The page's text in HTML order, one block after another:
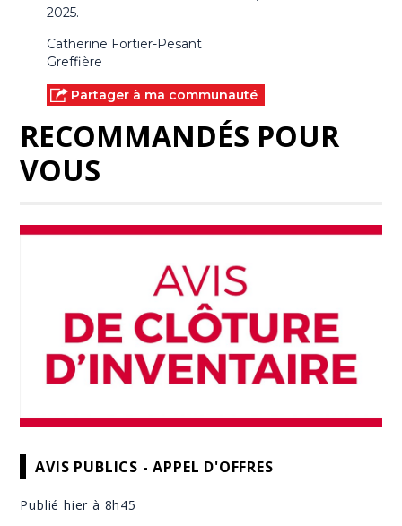
2025.
Catherine Fortier-Pesant
Greffière
Partager à ma communauté
RECOMMANDÉS POUR
VOUS
AVIS PUBLICS - APPEL D'OFFRES
Publié hier à 8h45